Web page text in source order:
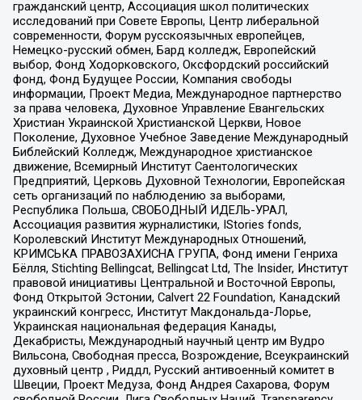
гражданский центр, Ассоциация школ политических
исследований при Совете Европы, Центр либеральной
современности, Форум русскоязычных европейцев,
Немецко-русский обмен, Бард колледж, Европейский
выбор, Фонд Ходорковского, Оксфордский российский
фонд, Фонд Будущее России, Компания свободы
информации, Проект Медиа, Международное партнерство
за права человека, Духовное Управление Евангельских
Христиан Украинской Христианской Церкви, Новое
Поколение, Духовное Учебное Заведение Международный
Библейский Колледж, Международное христианское
движение, Всемирный Институт Саентологических
Предприятий, Церковь Духовной Технологии, Европейская
сеть организаций по наблюдению за выборами,
Республика Польша, СВОБОДНЫЙ ИДЕЛЬ-УРАЛ,
Ассоциация развития журналистики, IStories fonds,
Королевский Институт Международных Отношений,
КРИМСЬКА ПРАВОЗАХИСНА ГРУПА, Фонд имени Генриха
Бёлля, Stichting Bellingcat, Bellingcat Ltd, The Insider, Институт
правовой инициативы Центральной и Восточной Европы,
Фонд Открытой Эстонии, Calvert 22 Foundation, Канадский
украинский конгресс, Институт Макдональда-Лорье,
Украинская национальная федерация Канады,
Декабристы, Международный научный центр им Вудро
Вильсона, Свободная пресса, Возрождение, Всеукраинский
духовный центр , Риддл, Русский антивоенный комитет в
Швеции, Проект Медуза, Фонд Андрея Сахарова, Форум